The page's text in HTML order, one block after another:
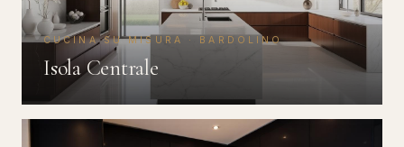
CUCINA SU MISURA · BARDOLINO
Isola Centrale